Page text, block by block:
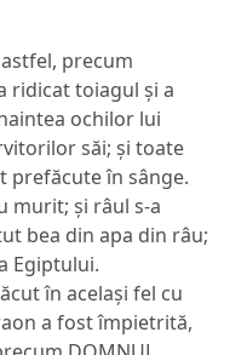
precum
ridicat toiagul și a
ochilor lui
săi; și toate
prefăcute în sânge.
murit; și râul s-a
bea din apa din râu;
Egiptului.
în același fel cu
a fost împietrită,